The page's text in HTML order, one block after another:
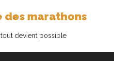
des marathons
devient possible